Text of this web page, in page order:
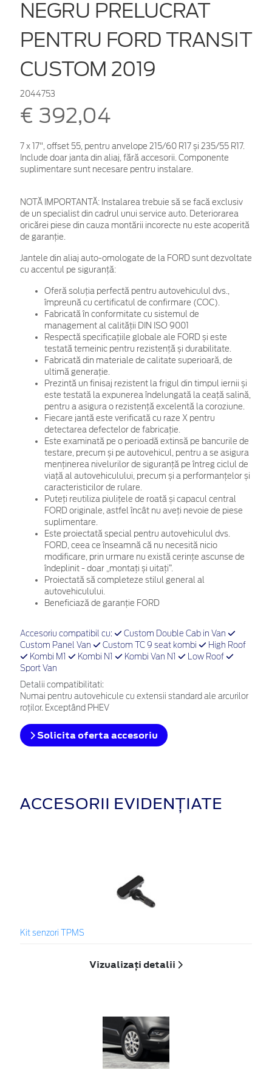
NEGRU PRELUCRAT
PENTRU FORD TRANSIT
CUSTOM 2019
2044753
€ 392,04
7 x 17", offset 55, pentru anvelope 215/60 R17 și 235/55 R17.
Include doar janta din aliaj, fără accesorii. Componente
suplimentare sunt necesare pentru instalare.
NOTĂ IMPORTANTĂ: Instalarea trebuie să se facă exclusiv
de un specialist din cadrul unui service auto. Deteriorarea
oricărei piese din cauza montării incorecte nu este acoperită
de garanţie.
Jantele din aliaj auto-omologate de la FORD sunt dezvoltate
cu accentul pe siguranță:
Oferă soluția perfectă pentru autovehiculul dvs.,
împreună cu certificatul de confirmare (COC).
Fabricată în conformitate cu sistemul de
management al calității DIN ISO 9001
Respectă specificațiile globale ale FORD și este
testată temeinic pentru rezistență și durabilitate.
Fabricată din materiale de calitate superioară, de
ultimă generație.
Prezintă un finisaj rezistent la frigul din timpul iernii și
este testată la expunerea îndelungată la ceață salină,
pentru a asigura o rezistență excelentă la coroziune.
Fiecare jantă este verificată cu raze X pentru
detectarea defectelor de fabricație.
Este examinată pe o perioadă extinsă pe bancurile de
testare, precum și pe autovehicul, pentru a se asigura
menținerea nivelurilor de siguranță pe întreg ciclul de
viață al autovehiculului, precum și a performanțelor și
caracteristicilor de rulare.
Puteți reutiliza piulițele de roată și capacul central
FORD originale, astfel încât nu aveți nevoie de piese
suplimentare.
Este proiectată special pentru autovehiculul dvs.
FORD, ceea ce înseamnă că nu necesită nicio
modificare, prin urmare nu există cerințe ascunse de
îndeplinit - doar „montați și uitați”.
Proiectată să completeze stilul general al
autovehiculului.
Beneficiază de garanție FORD
Accesoriu compatibil cu:
Custom Double Cab in Van
Custom Panel Van
Custom TC 9 seat kombi
High Roof
Kombi M1
Kombi N1 Kombi Van N1
Low Roof
Sport Van
Detalii compatibilitati:
Numai pentru autovehicule cu extensii standard ale arcurilor
roților. Exceptând PHEV
Solicita oferta accesoriu
ACCESORII EVIDENȚIATE
Kit senzori TPMS
Vizualizați detalii